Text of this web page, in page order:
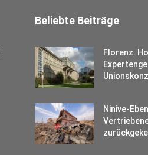
Beliebte Beiträge
Florenz:
Ninive-